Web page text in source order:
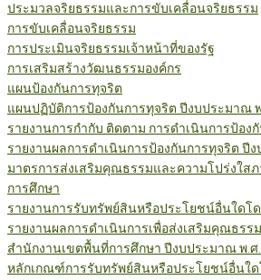
ประมวลจริยธรรมและการขับเคลื่อนจริยธรรม
การขับเคลื่อนจริยธรรม
การประเมินจริยธรรมเจ้าหน้าที่ของรัฐ
การเสริมสร้างวัฒนธรรมองค์กร
แผนป้องกันการทุจริต
แผนปฏิบัติการป้องกันการทุจริต ปีงบประมาณ
รายงานการกำกับ ติดตาม การดำเนินการป้อง
รายงานผลการดำเนินการป้องกันการทุจริต ปี
มาตรการส่งเสริมคุณธรรมและความโปร่งใส
การศึกษา
รายงานการรับทรัพย์สินหรือประโยชน์อื่นใดโ
รายงานผลการดำเนินการเพื่อส่งเสริมคุณธรร
สำนักงานเขตพื้นที่การศึกษา ปีงบประมาณ พ.ศ
หลักเกณฑ์การรับทรัพย์สินหรือประโยชน์อื่นใด